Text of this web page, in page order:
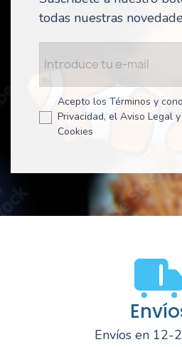
todas nuestras
Acepto los Términos y
Privacidad, el Aviso Legal
Cookies
Envíos en 12-